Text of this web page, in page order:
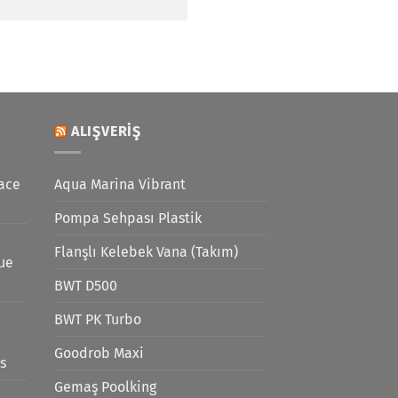
ALIŞVERIŞ
Aqua Marina Vibrant
Pompa Sehpası Plastik
Flanşlı Kelebek Vana (Takım)
BWT D500
BWT PK Turbo
Goodrob Maxi
Gemaş Poolking